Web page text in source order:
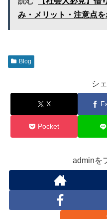
み・メリット・注意点を
Blog
シ
X
Pocket
adminを